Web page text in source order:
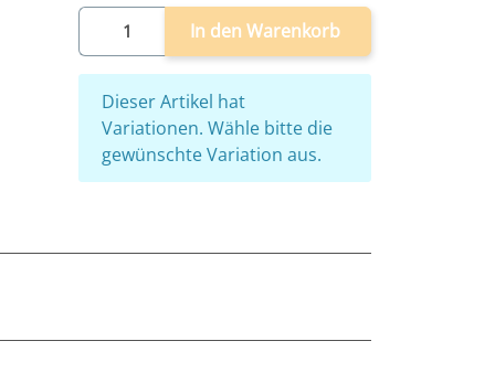
In den Warenkorb
x
Dieser Artikel hat
Variationen. Wähle bitte die
gewünschte Variation aus.